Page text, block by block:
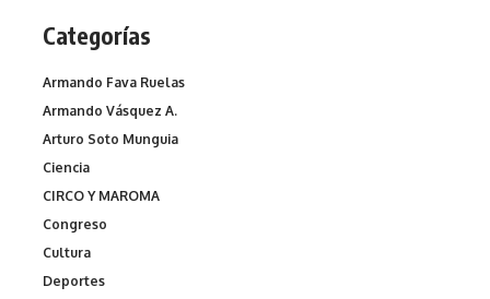
Categorías
Armando Fava Ruelas
Armando Vásquez A.
Arturo Soto Munguia
Ciencia
CIRCO Y MAROMA
Congreso
Cultura
Deportes